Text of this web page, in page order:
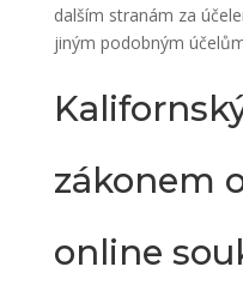
dalším stranám za
jiným podobným
zákonem
online